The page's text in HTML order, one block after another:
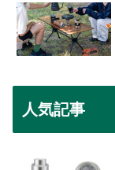
人気記事